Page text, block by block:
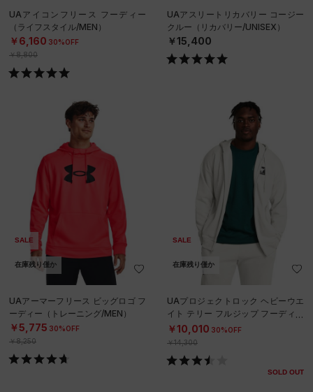
UAアイコンフリース フーディー
（ライフスタイル/MEN）
￥6,160 30%OFF
￥8,800
UAアスリートリカバリー コージー
クルー（リカバリー/UNISEX）
￥15,400
SALE
在庫残り僅か
UAアーマーフリース ビッグロゴ フ
ーディー（トレーニング/MEN）
￥5,775 30%OFF
￥8,250
SALE
在庫残り僅か
UAプロジェクトロック ヘビーウエ
イト テリー フルジップ フーディー
（トレーニング/MEN）
￥10,010 30%OFF
￥14,300
SOLD OUT